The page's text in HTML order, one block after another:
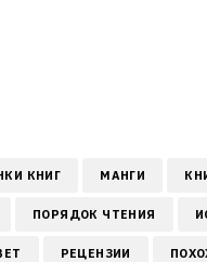
КНИГ МАНГИ
ПОРЯДОК ЧТЕНИЯ
РЕЦЕНЗИИ